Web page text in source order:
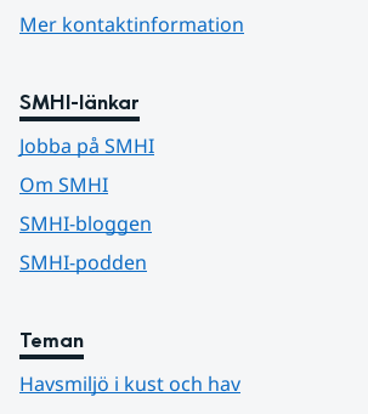
Mer kontaktinformation
SMHI-länkar
Jobba på SMHI
Om SMHI
SMHI-bloggen
SMHI-podden
Teman
Havsmiljö i kust och hav